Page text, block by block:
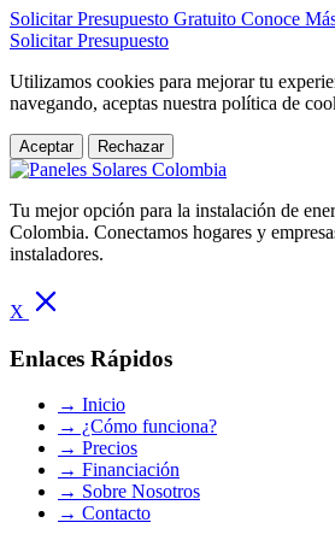
Solicitar Presupuesto Gratuito Conoce
Solicitar Presupuesto
Utilizamos cookies para mejorar tu
navegando, aceptas nuestra política de
Aceptar Rechazar
Tu mejor opción para la instalación de
Colombia. Conectamos hogares y
instaladores.
X
Enlaces Rápidos
→ Inicio
→ ¿Cómo funciona?
→ Precios
→ Financiación
→ Sobre Nosotros
→ Contacto